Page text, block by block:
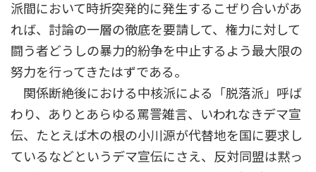
派間において時折突発的に発生するこぜり合いがあ
れば、討論の一層の徹底を要請して、権力に対して
闘う者どうしの暴力的紛争を中止するよう最大限の
努力を行ってきたはずである。
関係断絶後における中核派による「脱落派」呼ば
わり、ありとあらゆる罵詈雑言、いわれなきデマ宣
伝、たとえば木の根の小川源が代替地を国に要求し
ているなどというデマ宣伝にさえ、反対同盟は黙っ